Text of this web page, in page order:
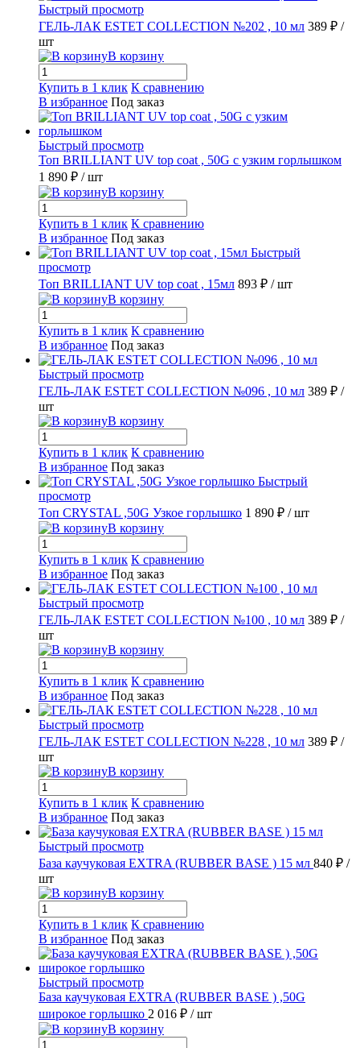
Быстрый просмотр
ГЕЛЬ-ЛАК ESTET COLLECTION №202 , 10 мл 389 ₽ /
шт
В корзину
Купить в 1 клик К сравнению
В избранное Под заказ
Быстрый просмотр
Топ BRILLIANT UV top coat , 50G с узким горлышком
1 890 ₽ / шт
В корзину
Купить в 1 клик К сравнению
В избранное Под заказ
Быстрый
просмотр
Топ BRILLIANT UV top coat , 15мл 893 ₽ / шт
В корзину
Купить в 1 клик К сравнению
В избранное Под заказ
Быстрый просмотр
ГЕЛЬ-ЛАК ESTET COLLECTION №096 , 10 мл 389 ₽ /
шт
В корзину
Купить в 1 клик К сравнению
В избранное Под заказ
Быстрый
просмотр
Топ CRYSTAL ,50G Узкое горлышко 1 890 ₽ / шт
В корзину
Купить в 1 клик К сравнению
В избранное Под заказ
Быстрый просмотр
ГЕЛЬ-ЛАК ESTET COLLECTION №100 , 10 мл 389 ₽ /
шт
В корзину
Купить в 1 клик К сравнению
В избранное Под заказ
Быстрый просмотр
ГЕЛЬ-ЛАК ESTET COLLECTION №228 , 10 мл 389 ₽ /
шт
В корзину
Купить в 1 клик К сравнению
В избранное Под заказ
Быстрый просмотр
База каучуковая EXTRA (RUBBER BASE ) 15 мл 840 ₽ /
шт
В корзину
Купить в 1 клик К сравнению
В избранное Под заказ
Быстрый просмотр
База каучуковая EXTRA (RUBBER BASE ) ,50G
широкое горлышко 2 016 ₽ / шт
В корзину